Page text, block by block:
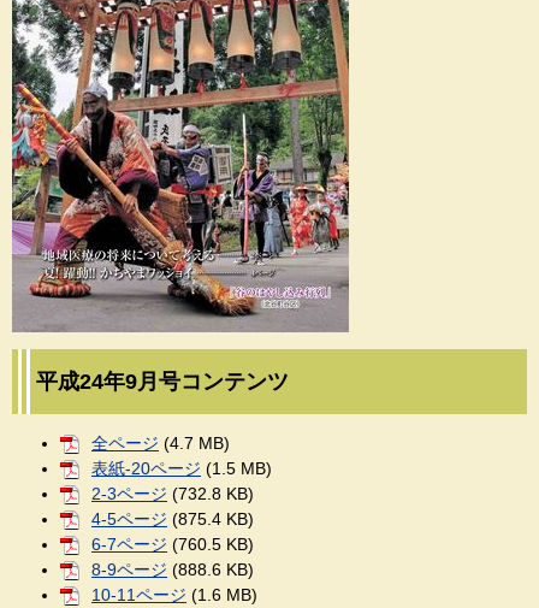
平成24年9月号コンテンツ
全ページ (4.7 MB)
表紙-20ページ (1.5 MB)
2-3ページ (732.8 KB)
4-5ページ (875.4 KB)
6-7ページ (760.5 KB)
8-9ページ (888.6 KB)
10-11ページ (1.6 MB)